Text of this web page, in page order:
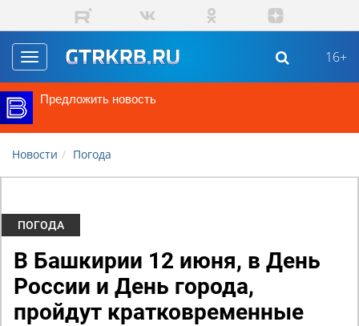
Перейти к основному содержанию
Toggle
navigation
16+
Предложить новость
Новости Погода
ПОГОДА
В Башкирии 12 июня, в День
России и День города,
пройдут кратковременные